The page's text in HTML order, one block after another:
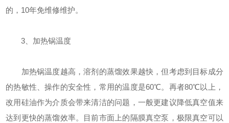
的，10年免维修维护。
3、加热锅温度
加热锅温度越高，溶剂的蒸馏效果越快，但考虑到目标成分
的热敏性、操作的安全性，常用的温度是60℃。再者80℃以上，
改用硅油作为介质会带来清洁的问题，一般更建议降低真空值来
达到更快的蒸馏效率。目前市面上的隔膜真空泵，极限真空可以